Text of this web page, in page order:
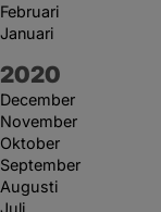
Februari
Januari
År:
2020
December
November
Oktober
September
Augusti
Juli